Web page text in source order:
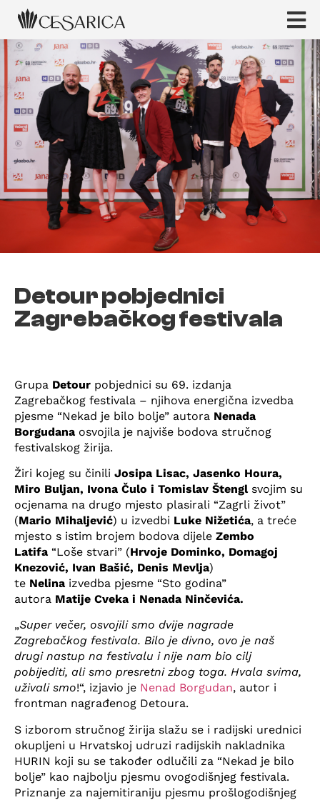
Detour pobjednici
Zagrebačkog festivala
Grupa Detour pobjednici su 69. izdanja
Zagrebačkog festivala – njihova energična izvedba
pjesme “Nekad je bilo bolje” autora Nenada
Borgudana osvojila je najviše bodova stručnog
festivalskog žirija.
Žiri kojeg su činili Josipa Lisac, Jasenko Houra,
Miro Buljan, Ivona Čulo i Tomislav Štenglsvojim su
ocjenama na drugo mjesto plasirali “Zagrli život”
(Mario Mihaljević) u izvedbi Luke Nižetića, a treće
mjesto s istim brojem bodova dijele Zembo
Latifa “Loše stvari” (Hrvoje Dominko, Domagoj
Knezović, Ivan Bašić, Denis Mevlja)
te Nelina izvedba pjesme “Sto godina”
autora Matije Cveka i Nenada Ninčevića.
„Super večer, osvojili smo dvije nagrade
Zagrebačkog festivala. Bilo je divno, ovo je naš
drugi nastup na festivalu i nije nam bio cilj
pobijediti, ali smo presretni zbog toga. Hvala svima,
uživali smo!“, izjavio je Nenad Borgudan, autor i
frontman nagrađenog Detoura.
S izborom stručnog žirija slažu se i radijski urednici
okupljeni u Hrvatskoj udruzi radijskih nakladnika
HURIN koji su se također odlučili za “Nekad je bilo
bolje” kao najbolju pjesmu ovogodišnjeg festivala.
Priznanje za najemitiraniju pjesmu prošlogodišnjeg